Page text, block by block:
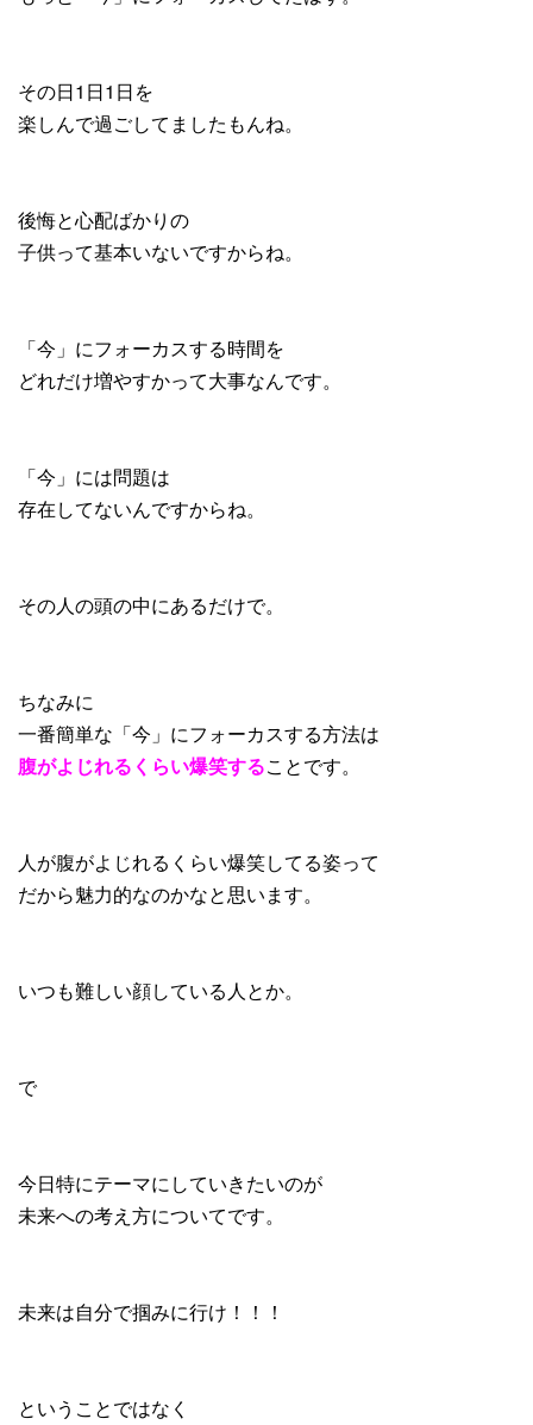
その日1日1日を
楽しんで過ごしてましたもんね。
後悔と心配ばかりの
子供って基本いないですからね。
「今」にフォーカスする時間を
どれだけ増やすかって大事なんです。
「今」には問題は
存在してないんですからね。
その人の頭の中にあるだけで。
ちなみに
一番簡単な「今」にフォーカスする方法は
腹がよじれるくらい爆笑することです。
人が腹がよじれるくらい爆笑してる姿って
だから魅力的なのかなと思います。
いつも難しい顔している人とか。
で
今日特にテーマにしていきたいのが
未来への考え方についてです。
未来は自分で掴みに行け！！！
ということではなく